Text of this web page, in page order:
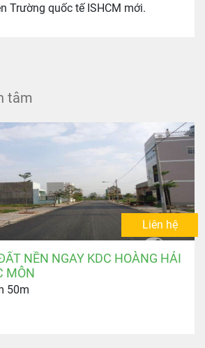
Trường quốc tế ISHCM mới.
tâm
Liên hệ
NỀN NGAY KDC HOÀNG HẢI
MÔN
50m